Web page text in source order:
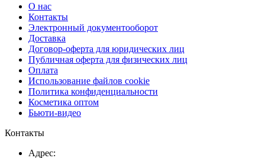
О нас
Контакты
Электронный документооборот
Доставка
Договор-оферта для юридических лиц
Публичная оферта для физических лиц
Оплата
Использование файлов cookie
Политика конфиденциальности
Косметика оптом
Бьюти-видео
Контакты
Адрес: